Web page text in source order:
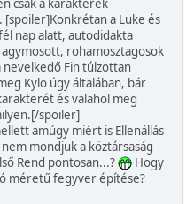
csak a karakterek
a Luke és
nap alatt, autodidakta
rohamosztagosok
Fin túlzottan
Kylo úgy általában, bár
és valahol meg
spoiler]
amúgy miért is Ellenállás
mondjuk a köztársaság
Rend pontosan...?
Hogy
méretű fegyver építése?